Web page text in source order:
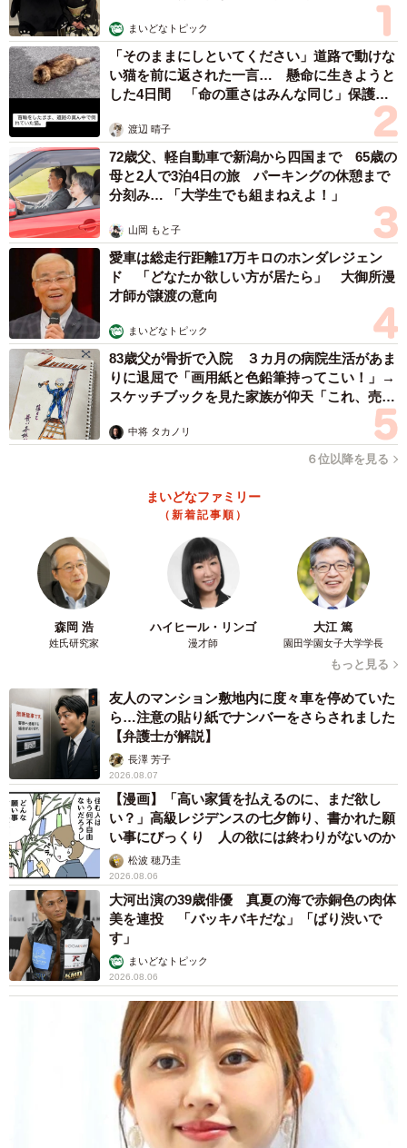
まいどなトピック
「そのままにしといてください」道路で動けな
い猫を前に返された一言… 懸命に生きようと
した4日間 「命の重さはみんな同じ」保護団
渡辺 晴子
72歳父、軽自動車で新潟から四国まで 65歳の
母と2人で3泊4日の旅 パーキングの休憩まで
分刻み… 「大学生でも組まねえよ！」
山岡 もと子
愛車は総走行距離17万キロのホンダレジェン
ド 「どなたか欲しい方が居たら」 大御所漫
才師が譲渡の意向
まいどなトピック
83歳父が骨折で入院 ３カ月の病院生活があま
りに退屈で「画用紙と色鉛筆持ってこい！」→
スケッチブックを見た家族が仰天「これ、売れ
中将 タカノリ
６位以降を見る
まいどなファミリー
（新着記事順）
森岡 浩
姓氏研究家
ハイヒール・リンゴ
漫才師
大江 篤
園田学園女子大学学長
もっと見る
友人のマンション敷地内に度々車を停めていた
ら…注意の貼り紙でナンバーをさらされました
【弁護士が解説】
長澤 芳子
2026.08.07
【漫画】「高い家賃を払えるのに、まだ欲し
い？」高級レジデンスの七夕飾り、書かれた願
い事にびっくり 人の欲には終わりがないのか
松波 穂乃圭
2026.08.06
大河出演の39歳俳優 真夏の海で赤銅色の肉体
美を連投 「バッキバキだな」「ばり渋いで
す」
まいどなトピック
2026.08.06